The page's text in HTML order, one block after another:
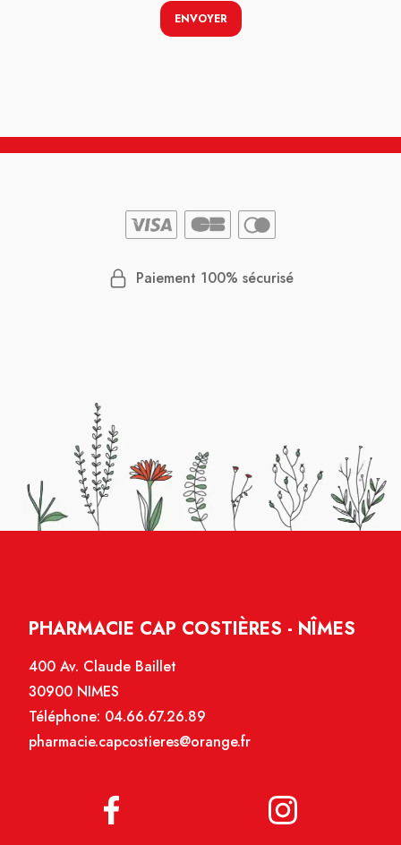
ENVOYER
Paiement 100% sécurisé
PHARMACIE CAP COSTIÈRES - NÎMES
400 Av. Claude Baillet
30900 NIMES
Téléphone: 04.66.67.26.89
pharmacie.capcostieres@orange.fr